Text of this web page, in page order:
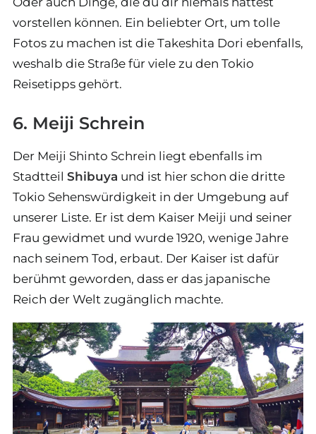
vorstellen können. Ein beliebter Ort, um tolle
Fotos zu machen ist die Takeshita Dori ebenfalls,
weshalb die Straße für viele zu den Tokio
Reisetipps gehört.
6. Meiji Schrein
Der Meiji Shinto Schrein liegt ebenfalls im
Stadtteil Shibuya und ist hier schon die dritte
Tokio Sehenswürdigkeit in der Umgebung auf
unserer Liste. Er ist dem Kaiser Meiji und seiner
Frau gewidmet und wurde 1920, wenige Jahre
nach seinem Tod, erbaut. Der Kaiser ist dafür
berühmt geworden, dass er das japanische
Reich der Welt zugänglich machte.